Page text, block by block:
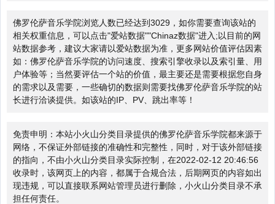
佛罗伦萨音乐学院浏览人数已经达到3029，如你需要查询该站的
相关权重信息，可以点击"爱站数据""Chinaz数据"进入;以目前的网
站数据参考，建议大家请以爱站数据为准，更多网站价值评估因素
如：佛罗伦萨音乐学院的访问速度、搜索引擎收录以及索引量、用
户体验等；当然要评估一个站的价值，最主要还是需要根据您自身
的需求以及需要，一些确切的数据则需要找佛罗伦萨音乐学院的站
长进行洽谈提供。如该站的IP、PV、跳出率等！
免责申明：本站小火山分类目录提供的佛罗伦萨音乐学院都来源于
网络，不保证外部链接的准确性和完整性，同时，对于该外部链接
的指向，不由小火山分类目录实际控制，在2022-02-12 20:46:56
收录时，该网页上的内容，都属于合规合法，后期网页的内容如出
现违规，可以直接联系网站管理员进行删除，小火山分类目录不承
担任何责任。